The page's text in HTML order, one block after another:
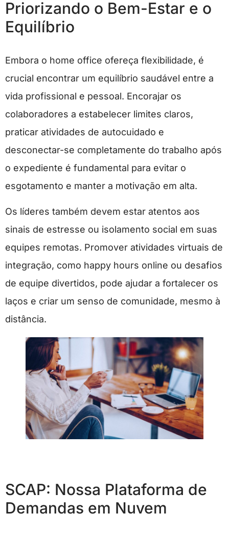
Priorizando o Bem-Estar e o
Equilíbrio
Embora o home office ofereça flexibilidade, é
crucial encontrar um equilíbrio saudável entre a
vida profissional e pessoal. Encorajar os
colaboradores a estabelecer limites claros,
praticar atividades de autocuidado e
desconectar-se completamente do trabalho após
o expediente é fundamental para evitar o
esgotamento e manter a motivação em alta.
Os líderes também devem estar atentos aos
sinais de estresse ou isolamento social em suas
equipes remotas. Promover atividades virtuais de
integração, como happy hours online ou desafios
de equipe divertidos, pode ajudar a fortalecer os
laços e criar um senso de comunidade, mesmo à
distância.
SCAP: Nossa Plataforma de
Demandas em Nuvem